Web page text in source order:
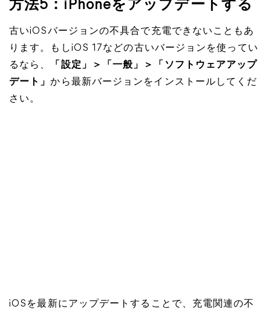
方法5：iPhoneをアップデートする
古いiOSバージョンの不具合で充電できないこともあ
ります。もしiOS 17などの古いバージョンを使ってい
るなら、
「設定」＞「一般」＞「ソフトウェアアップ
デート」から最新バージョンをインストールしてくだ
さい。
iOSを最新にアップデートすることで、充電関連の不